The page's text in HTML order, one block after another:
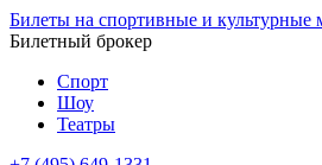
Билеты на спортивные и культурные
Билетный брокер
Спорт
Шоу
Театры